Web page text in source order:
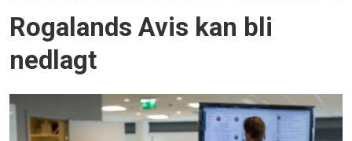
Rogalands Avis kan bli
nedlagt